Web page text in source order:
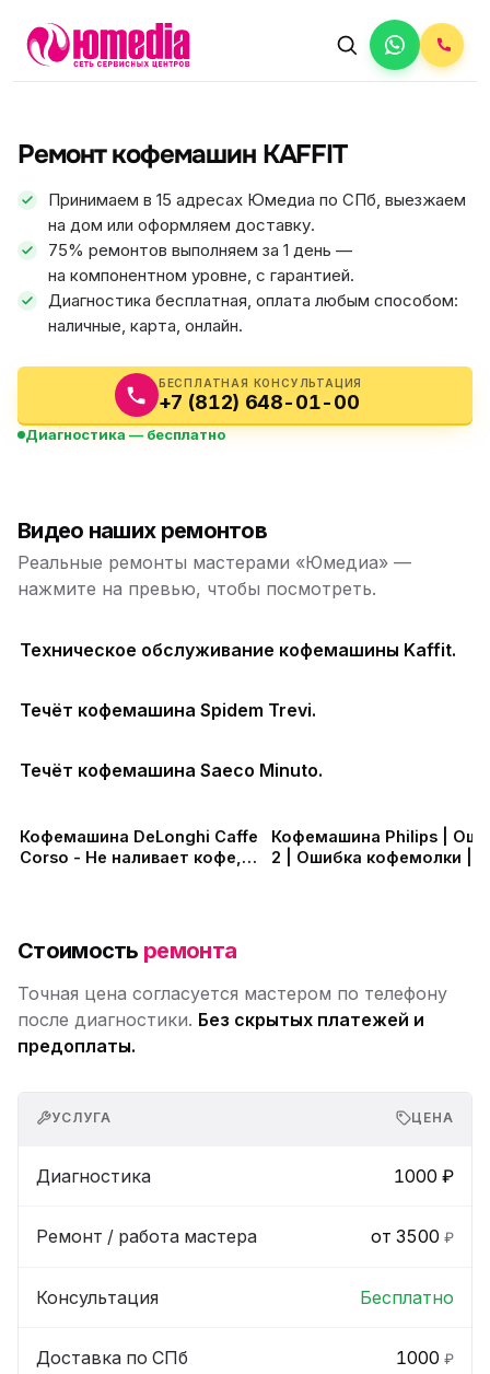
Ремонт кофемашин KAFFIT
Принимаем в 15 адресах Юмедиа по СПб, выезжаем
на дом или оформляем доставку.
75% ремонтов выполняем за 1 день —
на компонентном уровне, с гарантией.
Диагностика бесплатная, оплата любым способом:
наличные, карта, онлайн.
БЕСПЛАТНАЯ КОНСУЛЬТАЦИЯ
+7 (812) 648-01-00
Диагностика — бесплатно
ФИКС ЦЕНА
АВТОРИЗОВАННЫЙ СЕРВИС
Видео наших ремонтов
Реальные ремонты мастерами «Юмедиа» —
нажмите на превью, чтобы посмотреть.
Техническое обслуживание кофемашины Kaffit.
Течёт кофемашина Spidem Trevi.
Течёт кофемашина Saeco Minuto.
Кофемашина DeLonghi Caffe
Corso - Не наливает кофе,
Кофемашина Philips |
2 | Ошибка кофемолки |
Стоимость ремонта
Точная цена согласуется мастером по телефону
после диагностики. Без скрытых платежей и
предоплаты.
УСЛУГА ЦЕНА
Диагностика 1000 ₽
Ремонт / работа мастера от 3500 ₽
Консультация Бесплатно
Доставка по СПб 1000 ₽